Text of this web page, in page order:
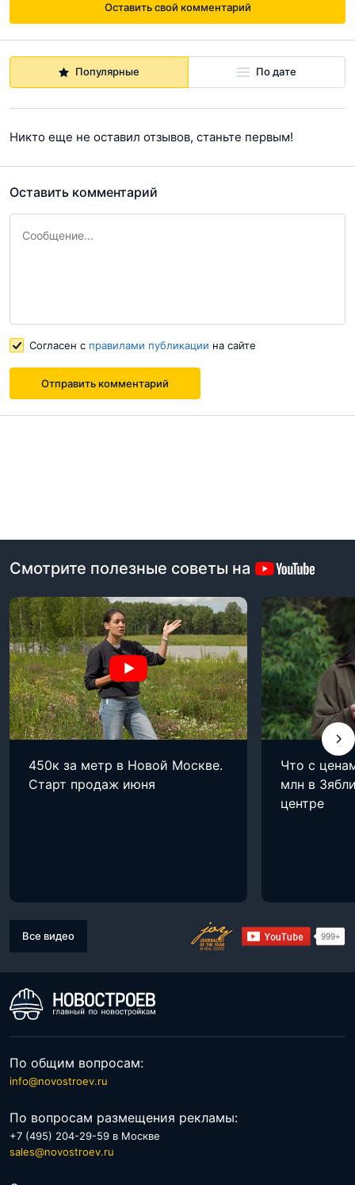
Оставить свой комментарий
Популярные По дате
Никто еще не оставил отзывов, станьте первым!
Оставить комментарий
Согласен с правилами публикации на сайте
Отправить комментарий
Смотрите полезные советы на
450к за метр в Новой Москве.
Старт продаж июня
Что с
млн в
центре
Все видео
По общим вопросам:
info@novostroev.ru
По вопросам размещения рекламы:
+7 (495) 204-29-59 в Москве
sales@novostroev.ru